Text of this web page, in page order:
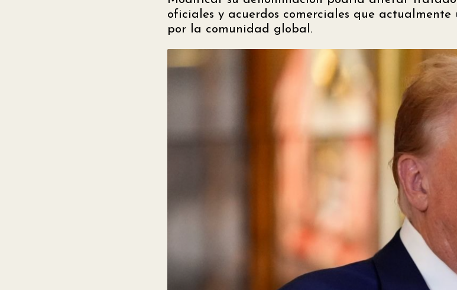
oficiales y acuerdos comerciales que
por la comunidad global.